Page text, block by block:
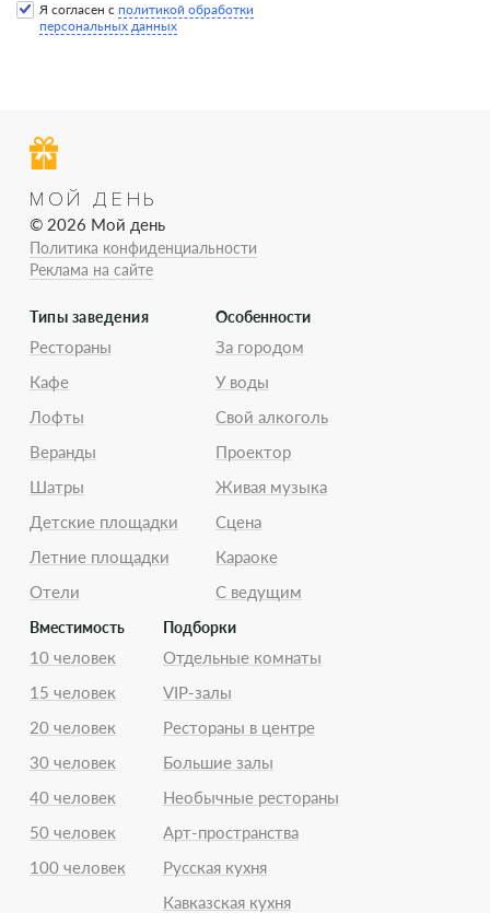
Я согласен с политикой обработки
персональных данных
МОЙ ДЕНЬ
© 2026 Мой день
Политика конфиденциальности
Реклама на сайте
Типы заведения
Рестораны
Кафе
Лофты
Веранды
Шатры
Детские площадки
Летние площадки
Отели
Особенности
За городом
У воды
Свой алкоголь
Проектор
Живая музыка
Сцена
Караоке
С ведущим
Вместимость
10 человек
15 человек
20 человек
30 человек
40 человек
50 человек
100 человек
Подборки
Отдельные комнаты
VIP-залы
Рестораны в центре
Большие залы
Необычные рестораны
Арт-пространства
Русская кухня
Кавказская кухня